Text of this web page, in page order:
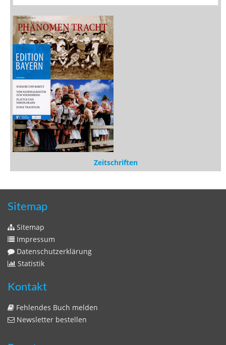
Zeitschriften
Sitemap
Sitemap
Impressum
Datenschutzerklärung
Statistik
Kontakt
Fehlendes Buch melden
Newsletter bestellen